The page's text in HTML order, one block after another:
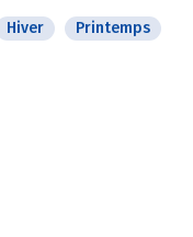
Hiver Printemps